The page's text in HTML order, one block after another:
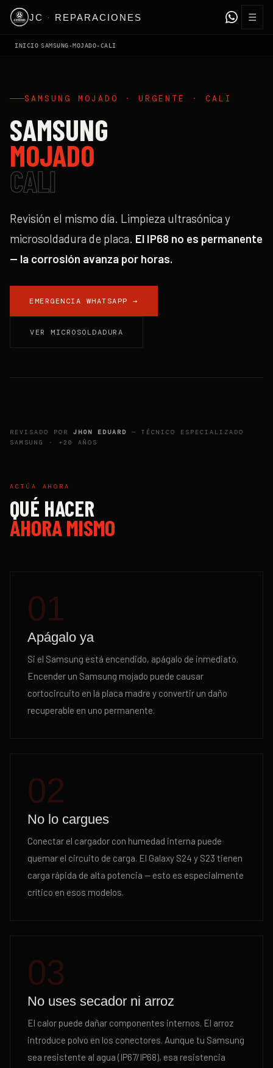
JC · REPARACIONES ☰
INICIO SAMSUNG-MOJADO-CALI
SAMSUNG MOJADO · URGENTE · CALI
SAMSUNG
MOJADO
CALI
Revisión el mismo día. Limpieza ultrasónica y
microsoldadura de placa. El IP68 no es permanente
— la corrosión avanza por horas.
EMERGENCIA WHATSAPP →
VER MICROSOLDADURA
REVISADO POR JHON EDUARD — TÉCNICO ESPECIALIZADO
SAMSUNG · +20 AÑOS
ACTÚA AHORA
QUÉ HACER
AHORA MISMO
01
Apágalo ya
Si el Samsung está encendido, apágalo de inmediato.
Encender un Samsung mojado puede causar
cortocircuito en la placa madre y convertir un daño
recuperable en uno permanente.
02
No lo cargues
Conectar el cargador con humedad interna puede
quemar el circuito de carga. El Galaxy S24 y S23 tienen
carga rápida de alta potencia — esto es especialmente
crítico en esos modelos.
03
No uses secador ni arroz
El calor puede dañar componentes internos. El arroz
introduce polvo en los conectores. Aunque tu Samsung
sea resistente al agua (IP67/IP68), esa resistencia